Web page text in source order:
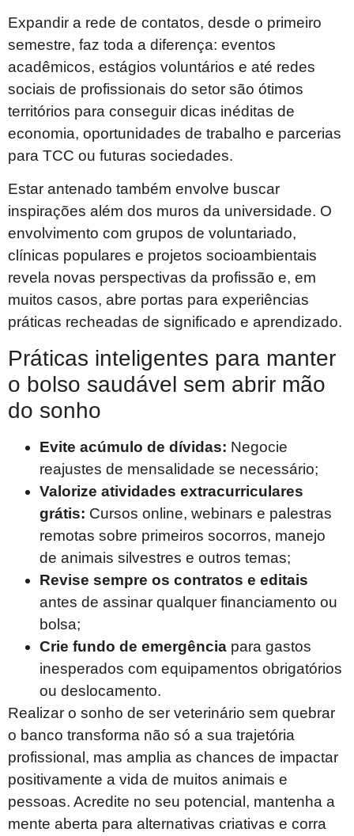
Expandir a rede de contatos, desde o primeiro
semestre, faz toda a diferença: eventos
acadêmicos, estágios voluntários e até redes
sociais de profissionais do setor são ótimos
territórios para conseguir dicas inéditas de
economia, oportunidades de trabalho e parcerias
para TCC ou futuras sociedades.
Estar antenado também envolve buscar
inspirações além dos muros da universidade. O
envolvimento com grupos de voluntariado,
clínicas populares e projetos socioambientais
revela novas perspectivas da profissão e, em
muitos casos, abre portas para experiências
práticas recheadas de significado e aprendizado.
Práticas inteligentes para manter
o bolso saudável sem abrir mão
do sonho
Evite acúmulo de dívidas: Negocie
reajustes de mensalidade se necessário;
Valorize atividades extracurriculares
grátis: Cursos online, webinars e palestras
remotas sobre primeiros socorros, manejo
de animais silvestres e outros temas;
Revise sempre os contratos e editais
antes de assinar qualquer financiamento ou
bolsa;
Crie fundo de emergência para gastos
inesperados com equipamentos obrigatórios
ou deslocamento.
Realizar o sonho de ser veterinário sem quebrar
o banco transforma não só a sua trajetória
profissional, mas amplia as chances de impactar
positivamente a vida de muitos animais e
pessoas. Acredite no seu potencial, mantenha a
mente aberta para alternativas criativas e corra